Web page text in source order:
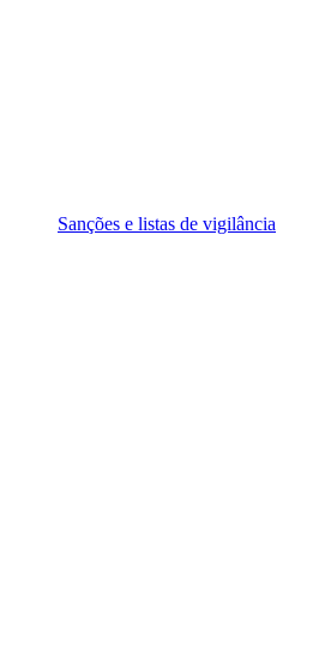
Sanções e listas de vigilância